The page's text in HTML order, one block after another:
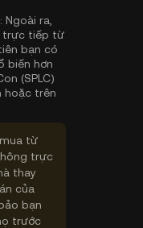
Ngoài ra,
trực tiếp từ
bạn có
biến hơn
(SPLC)
hoặc trên
từ
trực
thay
của
bạn
trước